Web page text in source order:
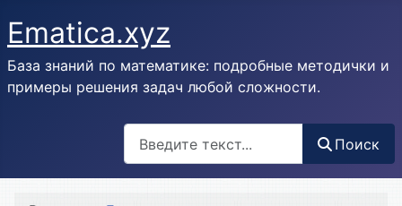
Ematica.xyz
База знаний по математике: подробные методички и
примеры решения задач любой сложности.
Поиск